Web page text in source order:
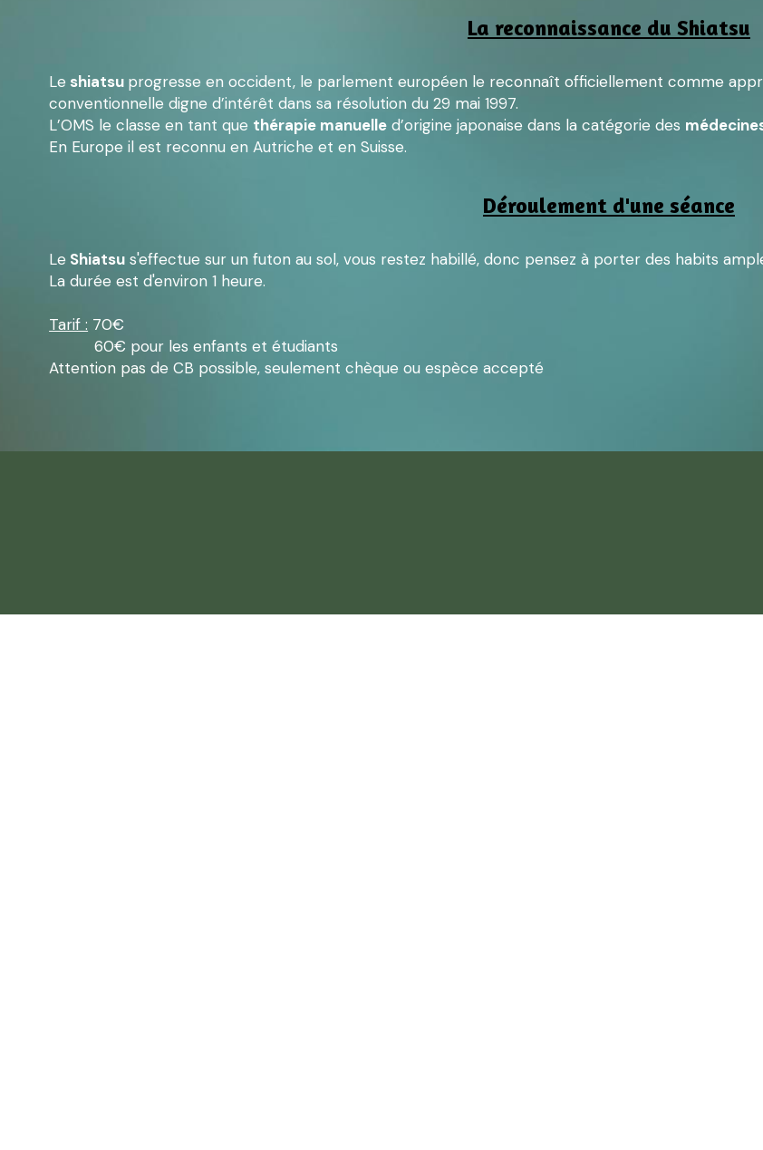
La reconnaissance du Shiatsu
Le shiatsu progresse en occident, le parlement européen le reconnaît officiellement comme
conventionnelle digne d’intérêt dans sa résolution du 29 mai 1997.
L’OMS le classe en tant que thérapie manuelle d’origine japonaise dans la catégorie des
En Europe il est reconnu en Autriche et en Suisse.
Déroulement d'une séance
Le Shiatsu s'effectue sur un futon au sol, vous restez habillé, donc pensez à porter des habits
La durée est d'environ 1 heure.
Tarif : 70€
          60€ pour les enfants et étudiants
Attention pas de CB possible, seulement chèque ou espèce accepté